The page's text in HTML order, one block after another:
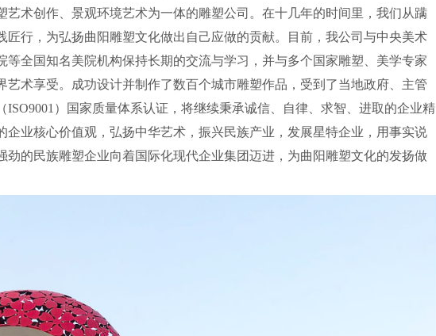
艺术创作、景观环境艺术为一体的雕塑公司。在十几年的时间里，我们从蹒
匠行，为弘扬曲阳雕塑文化做出自己应做的贡献。 目前 ，我公司 与中央美术
等全国知名美院机构保持长期的交流与学习，并与多个国家雕塑、美学专家
艺术享受。成功设计并制作了数百个城市雕塑作品，受到了当地政府、主管
ISO9001）国 家质量体系认证 ， 将继续秉承诚信、自律、求智、进取的企业精
业核心价值观，弘扬中华艺术，振兴民族产业，发展星特企业，用事实说
劲的民族雕塑企业向着国际化现代企业集团迈进，为曲阳雕塑文化的发扬做